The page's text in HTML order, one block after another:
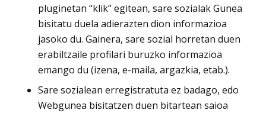
pluginetan “klik” egitean, sare sozialak Gunea
bisitatu duela adierazten dion informazioa
jasoko du. Gainera, sare sozial horretan duen
erabiltzaile profilari buruzko informazioa
emango du (izena, e-maila, argazkia, etab.).
Sare sozialean erregistratuta ez badago, edo
Webgunea bisitatzen duen bitartean saioa